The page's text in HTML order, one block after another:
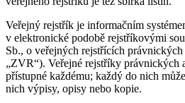
Veřejný rejstřík je informačním
v elektronické podobě rejstříkovými
Sb., o veřejných rejstřících
„ZVR“). Veřejné rejstříky právnických
přístupné každému; každý do nich
nich výpisy, opisy nebo kopie.